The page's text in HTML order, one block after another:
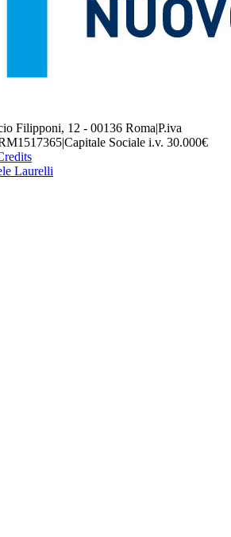
Filipponi, 12 - 00136 Roma|P.iva
|Capitale Sociale i.v. 30.000€
Laurelli